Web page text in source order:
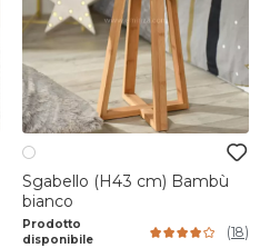
Sgabello (H43 cm) Bambù
bianco
Prodotto
disponibile
(18)